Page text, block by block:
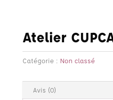
Atelier
Catégorie : Non classé
Avis (0)